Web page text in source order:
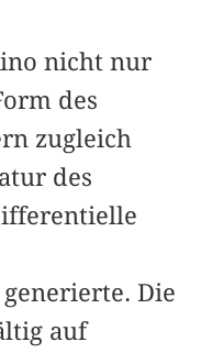
nicht nur
des
zugleich
des
Die
auf